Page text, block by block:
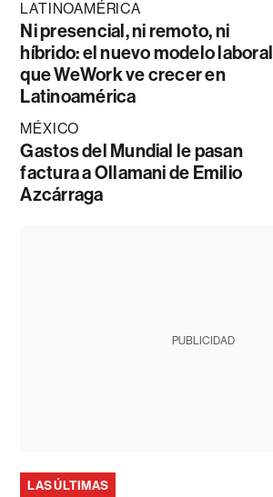
LATINOAMÉRICA
Ni presencial, ni remoto, ni
híbrido: el nuevo modelo laboral
que WeWork ve crecer en
Latinoamérica
MÉXICO
Gastos del Mundial le pasan
factura a Ollamani de Emilio
Azcárraga
PUBLICIDAD
LAS ÚLTIMAS